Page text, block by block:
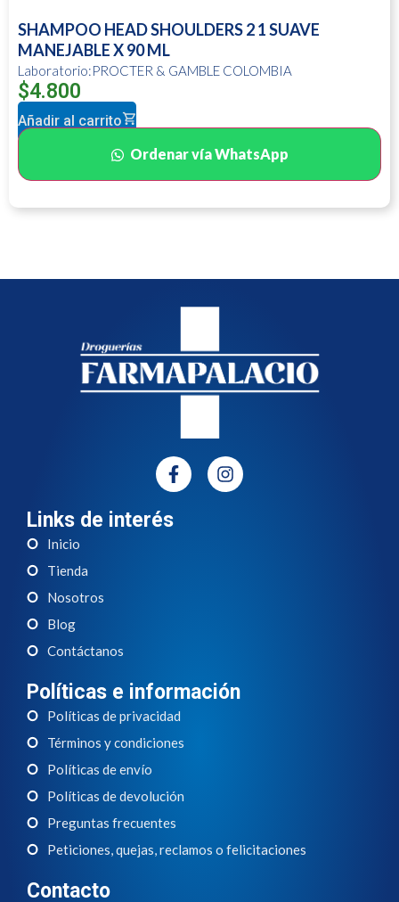
SHAMPOO HEAD SHOULDERS 2 1 SUAVE
MANEJABLE X 90 ML
Laboratorio:PROCTER & GAMBLE COLOMBIA
$4.800
Añadir al carrito
Ordenar vía WhatsApp
Links de interés
Inicio
Tienda
Nosotros
Blog
Contáctanos
Políticas e información
Políticas de privacidad
Términos y condiciones
Políticas de envío
Políticas de devolución
Preguntas frecuentes
Peticiones, quejas, reclamos o felicitaciones
Contacto